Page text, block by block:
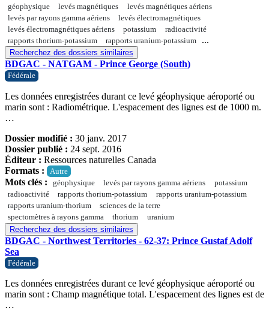
géophysique
levés magnétiques
levés magnétiques aériens
levés par rayons gamma aériens
levés électromagnétiques
levés électromagnétiques aériens
potassium
radioactivité
rapports thorium-potassium
rapports uranium-potassium ...
Recherchez des dossiers similaires
BDGAC - NATGAM - Prince George (South)
Fédérale
Les données enregistrées durant ce levé géophysique aéroporté ou
marin sont : Radiométrique. L'espacement des lignes est de 1000 m.
…
Dossier modifié : 30 janv. 2017
Dossier publié : 24 sept. 2016
Éditeur : Ressources naturelles Canada
Formats :
Autre
Mots clés : géophysique levés par rayons gamma aériens
potassium
radioactivité
rapports thorium-potassium
rapports uranium-potassium
rapports uranium-thorium
sciences de la terre
spectomètres à rayons gamma
thorium uranium
Recherchez des dossiers similaires
BDGAC - Northwest Territories - 62-37: Prince Gustaf Adolf
Sea
Fédérale
Les données enregistrées durant ce levé géophysique aéroporté ou
marin sont : Champ magnétique total. L'espacement des lignes est de
…